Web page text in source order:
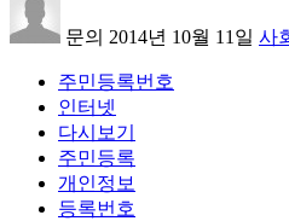
문의 2014년 10월 11일 사
주민등록번호
인터넷
다시보기
주민등록
개인정보
등록번호